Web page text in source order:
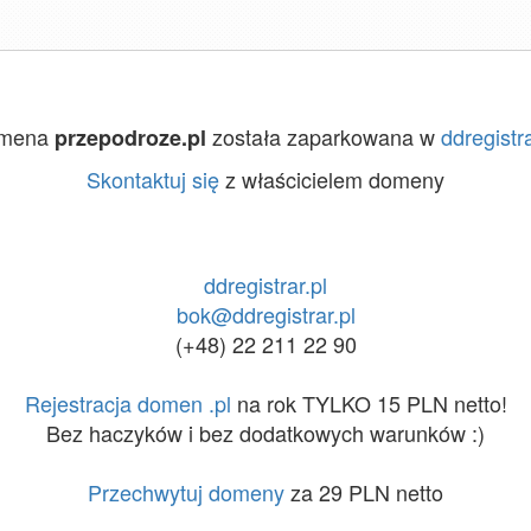
przepodroze.pl została zaparkowana w
Skontaktuj sięz właścicielem domeny
ddregistrar.pl
bok@ddregistrar.pl
(+48) 22 211 22 90
Rejestracja domen .pl na rok TYLKO 15 PLN netto!
Bez haczyków i bez dodatkowych warunków :)
Przechwytuj domenyza 29 PLN netto